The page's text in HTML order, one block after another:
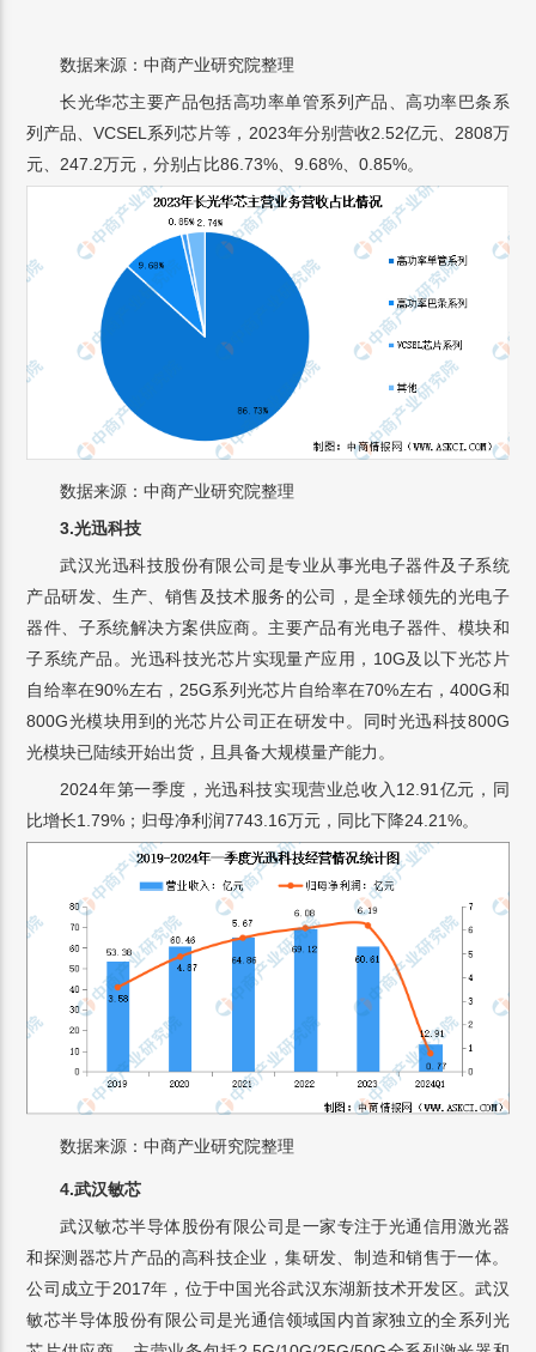
数据来源：中商产业研究院整理
长光华芯主要产品包括高功率单管系列产品、高功率巴条系
列产品、VCSEL系列芯片等，2023年分别营收2.52亿元、2808万
元、247.2万元，分别占比86.73%、9.68%、0.85%。
数据来源：中商产业研究院整理
3.光迅科技
武汉光迅科技股份有限公司是专业从事光电子器件及子系统
产品研发、生产、销售及技术服务的公司，是全球领先的光电子
器件、子系统解决方案供应商。主要产品有光电子器件、模块和
子系统产品。光迅科技光芯片实现量产应用，10G及以下光芯片
自给率在90%左右，25G系列光芯片自给率在70%左右，400G和
800G光模块用到的光芯片公司正在研发中。同时光迅科技800G
光模块已陆续开始出货，且具备大规模量产能力。
2024年第一季度，光迅科技实现营业总收入12.91亿元，同
比增长1.79%；归母净利润7743.16万元，同比下降24.21%。
数据来源：中商产业研究院整理
4.武汉敏芯
武汉敏芯半导体股份有限公司是一家专注于光通信用激光器
和探测器芯片产品的高科技企业，‌集研发、‌制造和销售于一体。‌
公司成立于2017年，‌位于中国光谷武汉东湖新技术开发区。‌武汉
敏芯半导体股份有限公司是光通信领域国内首家独立的全系列光